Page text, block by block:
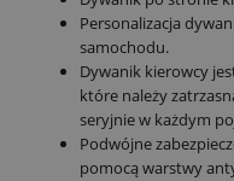
Personalizacja
samochodu.
Dywanik kierowcy
które należy
seryjnie w każdym
Podwójne
pomocą warstwy